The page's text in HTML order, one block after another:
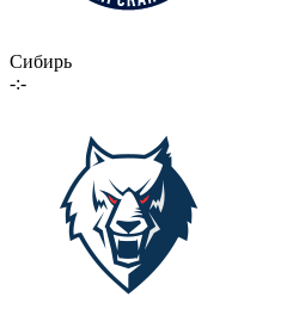
Сибирь
-:-